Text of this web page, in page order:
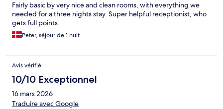
Fairly basic by very nice and clean rooms, with everything we
needed for a three nights stay. Super helpful receptionist, who
gets full points.
Peter, séjour de 1 nuit
Avis vérifié
10/10 Exceptionnel
16 mars 2026
Traduire avec Google